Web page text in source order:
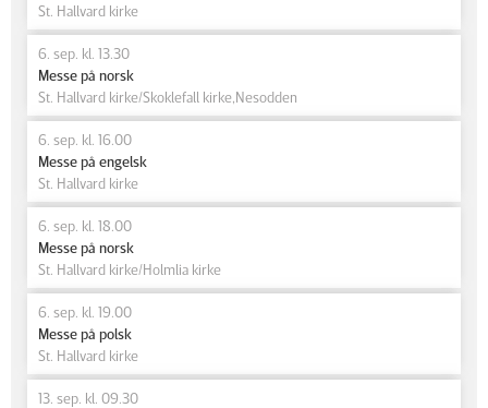
St. Hallvard kirke
6. sep. kl. 13.30
Messe på norsk
St. Hallvard kirke/Skoklefall kirke,Nesodden
6. sep. kl. 16.00
Messe på engelsk
St. Hallvard kirke
6. sep. kl. 18.00
Messe på norsk
St. Hallvard kirke/Holmlia kirke
6. sep. kl. 19.00
Messe på polsk
St. Hallvard kirke
13. sep. kl. 09.30